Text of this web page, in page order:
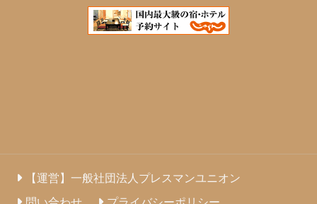
【運営】一般社団法人プレスマンユニオン